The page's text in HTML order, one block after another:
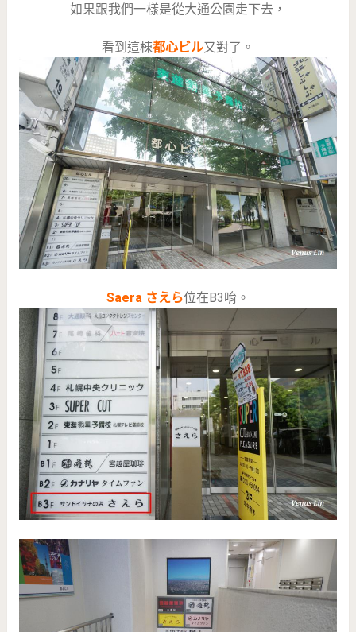
如果跟我們一樣是從大通公園走下去，
看到這棟都心ビル又對了。
Saera さえら位在B3唷。